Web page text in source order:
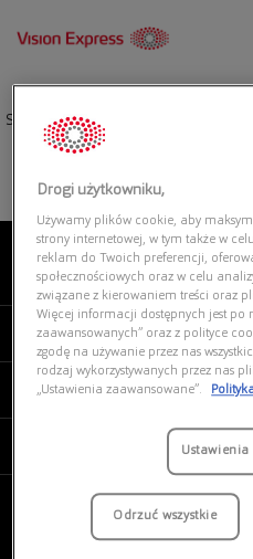
Strona główna|
O NAS
MOJE VISION EXPRESS
PRODUKTY I USŁUGI
Drogi użytkowniku,
Używamy plików cookie, aby
strony internetowej, w tym także w
reklam do Twoich preferencji,
społecznościowych oraz w celu
związane z kierowaniem treści oraz
Więcej informacji dostępnych jest po
zaawansowanych” oraz z polityce
zgodę na używanie przez nas
rodzaj wykorzystywanych przez nas
„Ustawienia zaawansowane”.
Ustawienia
Odrzuć wszystkie